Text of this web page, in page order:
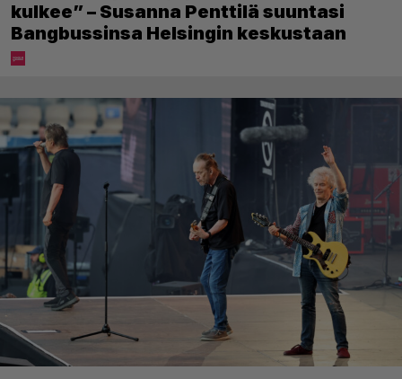
kulkee” – Susanna Penttilä suuntasi
Bangbussinsa Helsingin keskustaan